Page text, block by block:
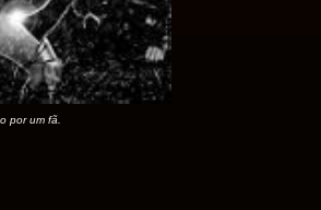
por um fã.